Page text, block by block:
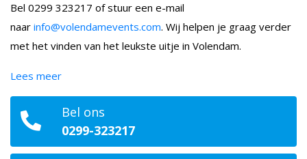
Bel ons
0299-323217
Bel 0299 323217 of stuur een e-mail
naar info@volendamevents.com. Wij helpen je graag verder
met het vinden van het leukste uitje in Volendam.
Lees meer